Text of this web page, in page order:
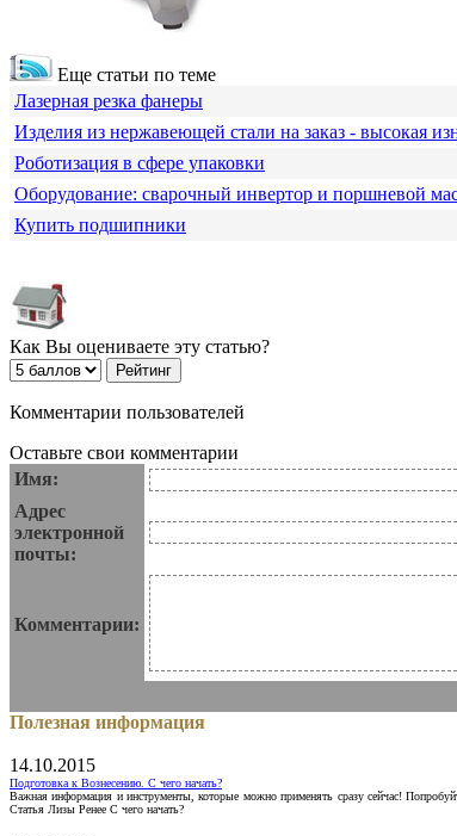
Еще статьи по теме
Лазерная резка фанеры
Изделия из нержавеющей стали на заказ - высокая
Роботизация в сфере упаковки
Оборудование: сварочный инвертор и поршневой
Купить подшипники
Как Вы оцениваете эту статью?
Комментарии пользователей
Оставьте свои комментарии
Имя:
Адрес
электронной
почты:
Комментарии:
Полезная информация
14.10.2015
Подготовка к Вознесению. С чего начать?
Важная информация и инструменты, которые можно применять сразу сейчас!
Статья Лизы Ренее С чего начать?